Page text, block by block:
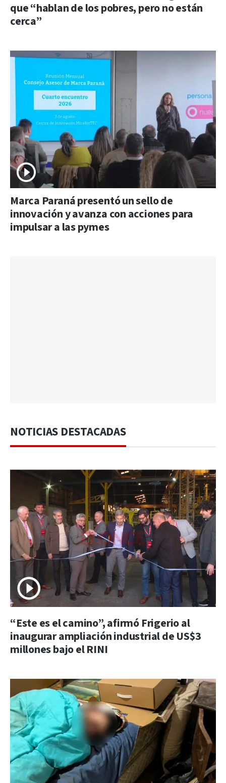
que “hablan de los pobres, pero no están
cerca”
Marca Paraná presentó un sello de
innovación y avanza con acciones para
impulsar a las pymes
NOTICIAS DESTACADAS
“Este es el camino”, afirmó Frigerio al
inaugurar ampliación industrial de US$3
millones bajo el RINI